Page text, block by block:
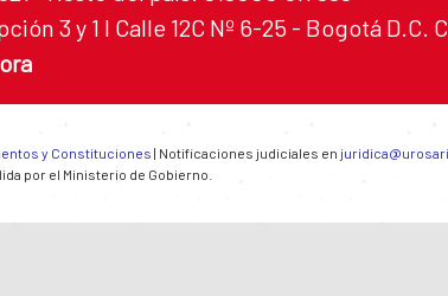
3 y 1 I Calle 12C Nº 6-25 - Bogotá D.C.
y Constituciones | Notificaciones judiciales en
por el Ministerio de Gobierno.